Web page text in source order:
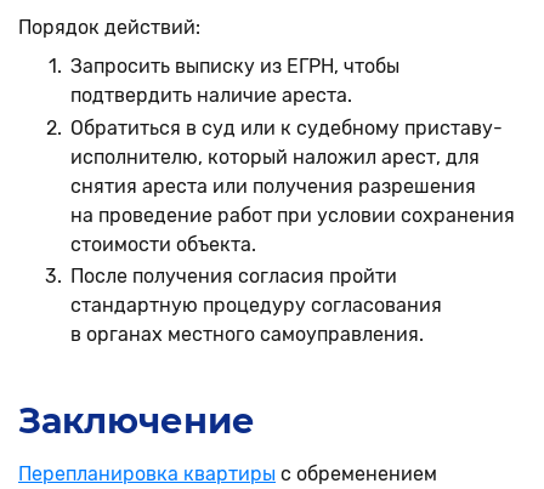
Порядок действий:
Запросить выписку из ЕГРН, чтобы
подтвердить наличие ареста.
Обратиться в суд или к судебному приставу-
исполнителю, который наложил арест, для
снятия ареста или получения разрешения
на проведение работ при условии сохранения
стоимости объекта.
После получения согласия пройти
стандартную процедуру согласования
в органах местного самоуправления.
Заключение
Перепланировка квартиры с обременением